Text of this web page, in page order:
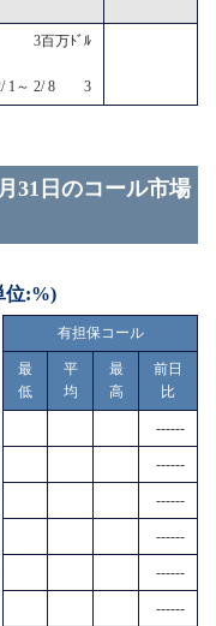
3百万ﾄﾞﾙ
1～ 2/ 8 3
31日のコール市場
位:%)
有担保コール
最
低
平
均
最
高
前日
比
------
------
------
------
------
------